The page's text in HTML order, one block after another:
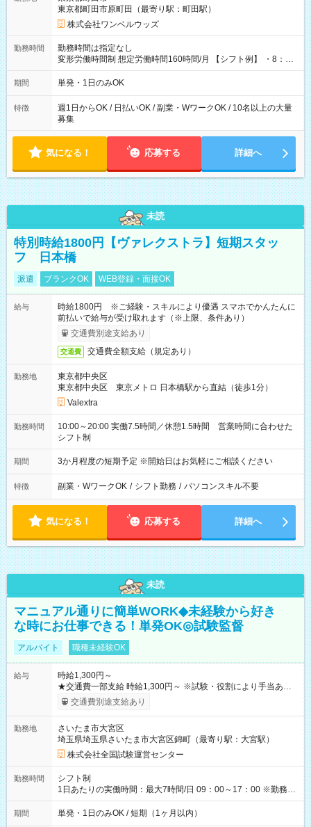
東京都町田市原町田（最寄り駅：町田駅）
株式会社ワンベルウッズ
勤務時間
勤務時間は指定なし
変形労働時間制 想定労働時間160時間/月 【シフト例】 ・8：00
～21：00
期間 単発・1日のみOK
特徴
週1日からOK / 日払いOK / 副業・WワークOK / 10名以上の大量
募集
気になる！ 応募する 詳細へ
未読
特別時給1800円【ヴァレクストラ】短期スタッ
フ 日本橋
派遣 ブランクOK WEB登録・面接OK
給与
時給1800円 ※ご経験・スキルにより優遇 スマホでかんたんに
前払いで給与が受け取れます（※上限、条件あり）
交通費別途支給あり
交通費 交通費全額支給（規定あり）
勤務地
東京都中央区
東京都中央区 東京メトロ 日本橋駅から直結（徒歩1分）
Valextra
勤務時間
10:00～20:00 実働7.5時間／休憩1.5時間 営業時間に合わせた
シフト制
期間 3か月程度の短期予定 ※開始日はお気軽にご相談ください
特徴 副業・WワークOK / シフト勤務 / パソコンスキル不要
気になる！ 応募する 詳細へ
未読
マニュアル通りに簡単WORK◆未経験から好き
な時にお仕事できる！単発OK◎試験監督
アルバイト 職種未経験OK
給与
時給1,300円～
★交通費一部支給 時給1,300円～ ※試験・役割により手当あり
※勤務回数により昇給あり 【即給（前払い）オプションあ
り！】 希望される場合、勤務から1週間ほどで給与の一部を受け
例】 ・河合塾模擬試験 8:30～17:30（休憩1時間） 時給1,300円
×8時間＝日収10,400円＋交通費 ※当日の役割により時給＋100
円の場合あり ・国家試験 7:00～13:30（休憩なし） 時給1,300
円（役割手当＋100円）×6時間＝日収8,400円＋交通費 【試用期
間】試用期間なし
交通費別途支給あり
勤務地
さいたま市大宮区
埼玉県埼玉県さいたま市大宮区錦町（最寄り駅：大宮駅）
株式会社全国試験運営センター
勤務時間
シフト制
1日あたりの実働時間：最大7時間/日 09：00～17：00 ※勤務時
間は 試験により異なります。
期間 単発・1日のみOK / 短期（1ヶ月以内）